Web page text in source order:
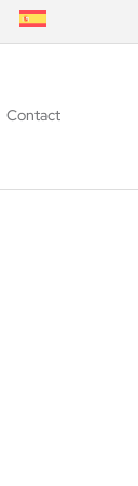
Contact